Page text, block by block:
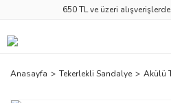
650 TL ve üzeri alışverişlerde
Anasayfa Tekerlekli Sandalye Akülü